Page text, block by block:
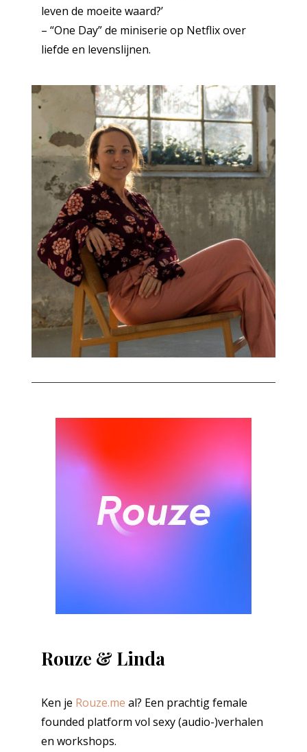
leven de moeite waard?’
– “One Day” de miniserie op Netflix over
liefde en levenslijnen.
Rouze & Linda
Ken je Rouze.me al? Een prachtig female
founded platform vol sexy (audio-)verhalen
en workshops.